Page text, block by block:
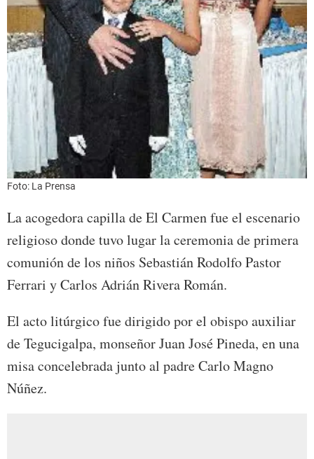
Foto: La Prensa
La acogedora capilla de El Carmen fue el escenario
religioso donde tuvo lugar la ceremonia de primera
comunión de los niños Sebastián Rodolfo Pastor
Ferrari y Carlos Adrián Rivera Román.
El acto litúrgico fue dirigido por el obispo auxiliar
de Tegucigalpa, monseñor Juan José Pineda, en una
misa concelebrada junto al padre Carlo Magno
Núñez.